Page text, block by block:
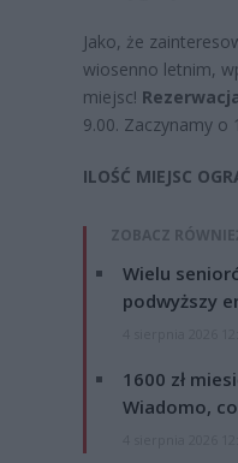
Jako, że
wiosenno letnim,
miejsc!
9.00. Zaczynamy o
ILOŚĆ MIEJSC
ZOBACZ
Wielu
podwyższy
1600 zł
Wiadomo,